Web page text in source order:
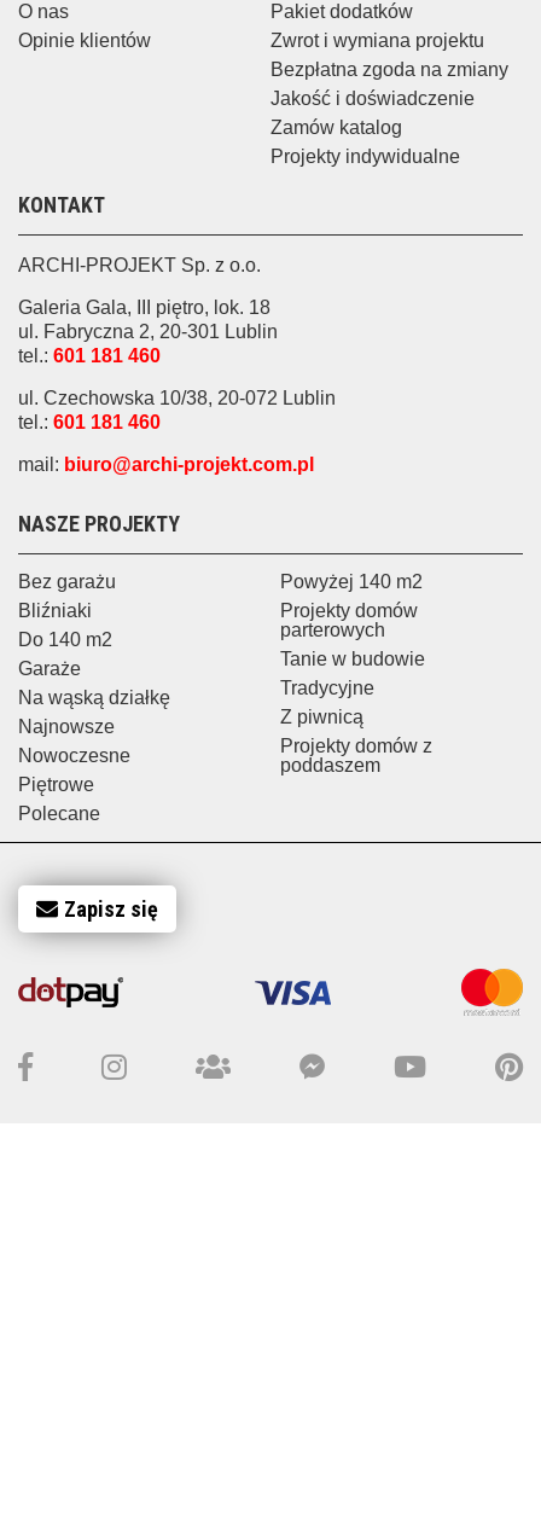
O nas
Opinie klientów
Pakiet dodatków
Zwrot i wymiana projektu
Bezpłatna zgoda na zmiany
Jakość i doświadczenie
Zamów katalog
Projekty indywidualne
NASZE PROJEKTY
Bez garażu
Bliźniaki
Do 140 m2
Garaże
Na wąską działkę
Najnowsze
Nowoczesne
Piętrowe
Polecane
Powyżej 140 m2
Projekty domów
parterowych
Tanie w budowie
Tradycyjne
Z piwnicą
Projekty domów z
poddaszem
KONTAKT
ARCHI-PROJEKT Sp. z o.o.
Galeria Gala, III piętro, lok. 18
ul. Fabryczna 2, 20-301 Lublin
tel.: 601 181 460
ul. Czechowska 10/38, 20-072 Lublin
tel.: 601 181 460
mail: biuro@archi-projekt.com.pl
Zapisz się